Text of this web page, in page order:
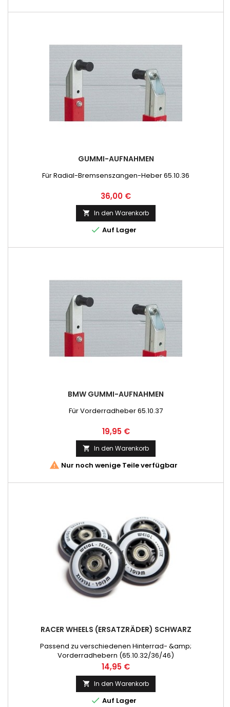
GUMMI-AUFNAHMEN
Für Radial-Bremsenszangen-Heber 65.10.36
Preis
36,00 €
 In den Warenkorb
 Auf Lager
BMW GUMMI-AUFNAHMEN
Für Vorderradheber 65.10.37
Preis
19,95 €
 In den Warenkorb
 Nur noch wenige Teile verfügbar
RACER WHEELS (ERSATZRÄDER) SCHWARZ
Passend zu verschiedenen Hinterrad- &amp;
Vorderradhebern (65.10.32/36/46)
Preis
14,95 €
 In den Warenkorb
 Auf Lager